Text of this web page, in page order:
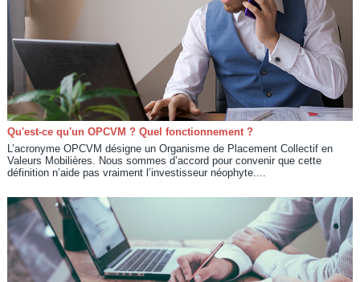
Qu'est-ce qu'un OPCVM ? Quel fonctionnement ?
L’acronyme OPCVM désigne un Organisme de Placement Collectif en
Valeurs Mobilières. Nous sommes d’accord pour convenir que cette
définition n’aide pas vraiment l’investisseur néophyte....